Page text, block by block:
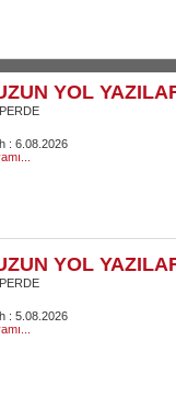
YOL
: 6.08.2026
YOL
: 5.08.2026